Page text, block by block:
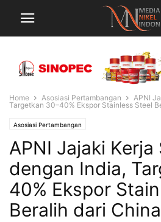
Home Asosiasi Pertambangan
APNI
Targetkan 30–40% Ekspor Stainless Steel
Asosiasi Pertambangan
APNI Jajaki Kerja
dengan India,
40% Ekspor
Beralih dari China